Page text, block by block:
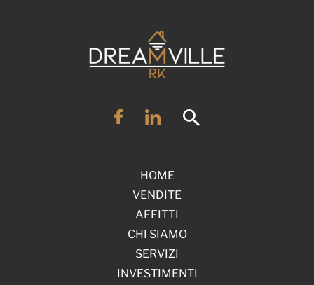
HOME
VENDITE
AFFITTI
CHI SIAMO
SERVIZI
INVESTIMENTI